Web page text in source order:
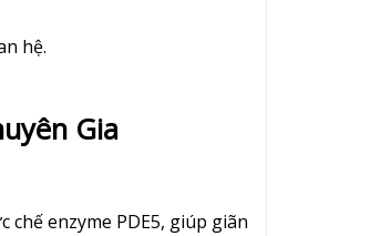
hệ.
Gia
chế enzyme PDE5, giúp giãn